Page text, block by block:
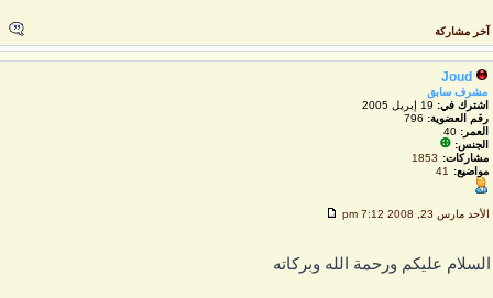
آخر مشاركة
Joud
مشرف سابق
اشترك في:19 إبريل 2005
رقم العضوية:796
العمر: 40
الجنس:
مشاركات:
1853
مواضيع:
41
الأحد مارس 23, 2008 7:12 pm
عليكم ورحمة الله وبركاته